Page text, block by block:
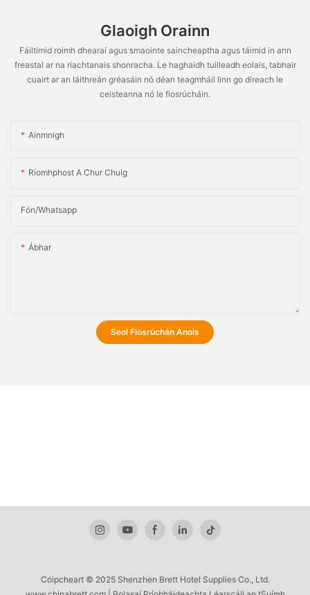
Glaoigh Orainn
Fáiltímid roimh dhearaí agus smaointe saincheaptha agus táimid in ann
freastal ar na riachtanais shonracha. Le haghaidh tuilleadh eolais, tabhair
cuairt ar an láithreán gréasáin nó déan teagmháil linn go díreach le
ceisteanna nó le fiosrúcháin.
Ainmnigh
Ríomhphost A Chur Chuig
Fón/whatsapp
Ábhar
Seol Fiosrúchán Anois
Cóipcheart © 2025 Shenzhen Brett Hotel Supplies Co., Ltd.